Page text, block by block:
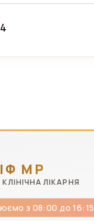
МР
ЛІКАРНЯ
з 08:00 до 16:15